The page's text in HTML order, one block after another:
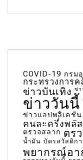
COVID-19 กรม
กระทรวงการค
ข่าวบันเทิง ข่า
ข่าววันนี้
ข่าวแอปพลิเคชัน
คนละครึ่งพลัส
ตรวจสลาก ตร
น้ำมัน บัตรสวัสดิกา
พยากรณ์อ